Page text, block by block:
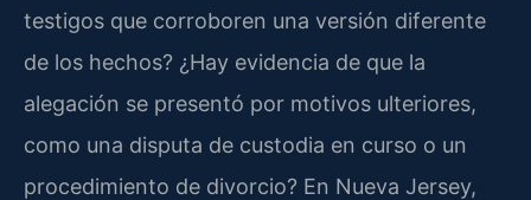
testigos que corroboren una versión diferente
de los hechos? ¿Hay evidencia de que la
alegación se presentó por motivos ulteriores,
como una disputa de custodia en curso o un
procedimiento de divorcio? En Nueva Jersey,